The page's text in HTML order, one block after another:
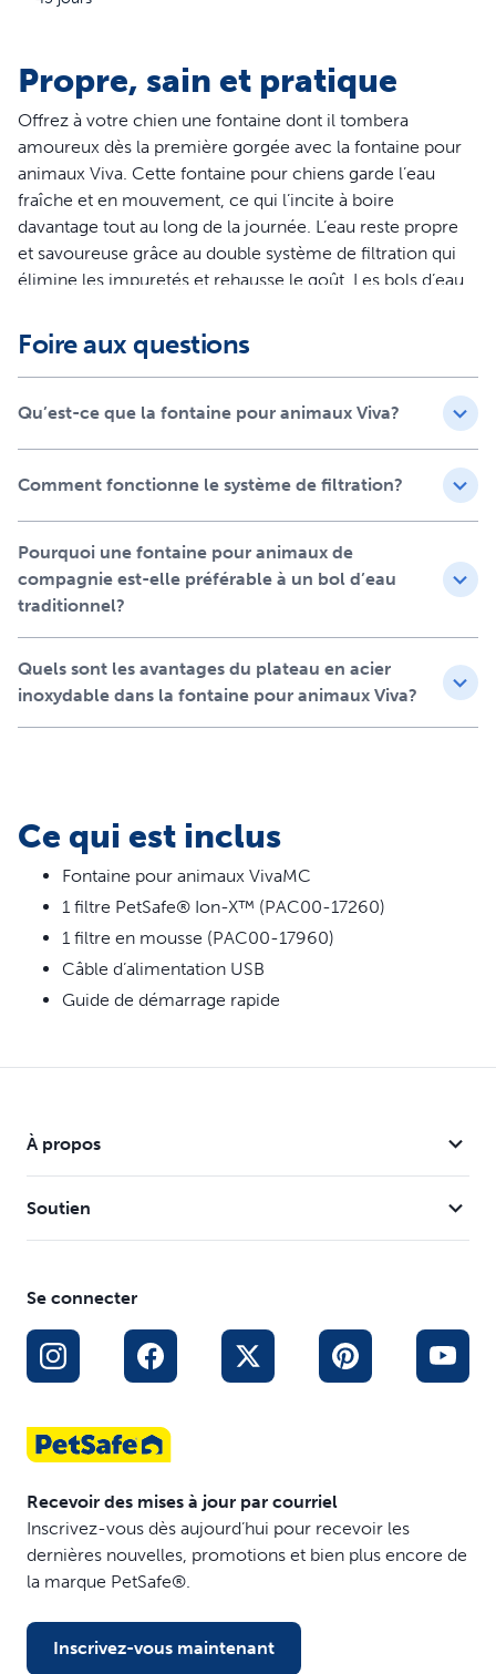
Propre, sain et pratique
Offrez à votre chien une fontaine dont il tombera
amoureux dès la première gorgée avec la fontaine pour
animaux Viva. Cette fontaine pour chiens garde l’eau
fraîche et en mouvement, ce qui l’incite à boire
davantage tout au long de la journée. L’eau reste propre
et savoureuse grâce au double système de filtration qui
élimine les impuretés et rehausse le goût. Les bols d’eau
avec un tel niveau de service. Ce n’est pas seulement un
plaisir pour votre chien – les propriétaires d’animaux
de nettoyer le bol d’eau de leur compagnon! Offrez à
première gorgée avec la fontaine pour animaux Viva de
1,8 litre ou de 4,1 litres.
Caractéristiques
Capacité en eau de 1,8 litre o 4,1 litre et filtration
double couche pour que les chats et petits chiens
profitent d'une eau bonne et propre pour toute la
journée
Imite l'eau qui coule pour encourager votre chat à
Pratique pour les maîtres d'animaux de compagnie,
avec moins d'entretien requis
Foire aux questions
Qu’est-ce que la fontaine pour animaux Viva?
Comment fonctionne le système de filtration?
Pourquoi une fontaine pour animaux de
compagnie est-elle préférable à un bol d’eau
traditionnel?
Quels sont les avantages du plateau en acier
inoxydable dans la fontaine pour animaux Viva?
Ce qui est inclus
Fontaine pour animaux VivaMC
1 filtre PetSafe® Ion-X™ (PAC00-17260)
1 filtre en mousse (PAC00-17960)
Câble d’alimentation USB
Guide de démarrage rapide
À propos
Soutien
Se connecter
Recevoir des mises à jour par courriel
Inscrivez-vous dès aujourd’hui pour recevoir les
dernières nouvelles, promotions et bien plus encore de
la marque PetSafe®.
Inscrivez-vous maintenant